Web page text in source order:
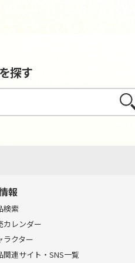
探す
さが
報
検索
カレンダー
ラクター
関連サイト・SNS一覧